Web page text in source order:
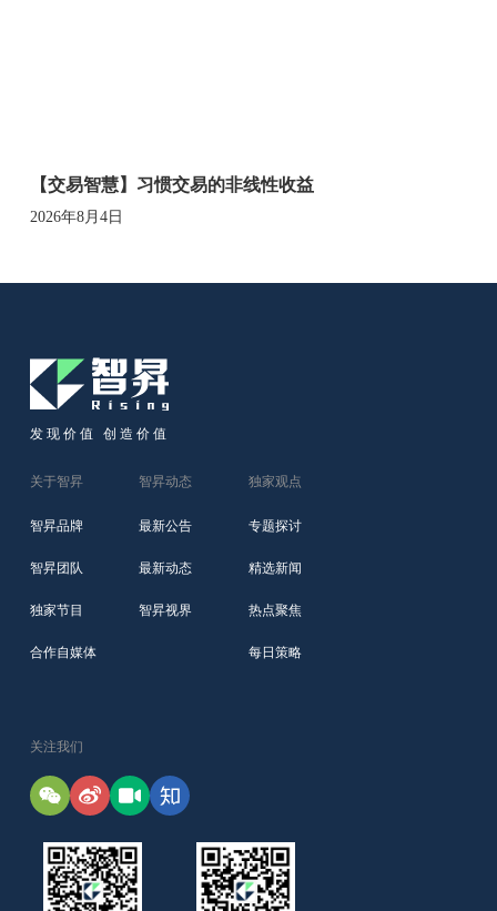
【交易智慧】习惯交易的非线性收益
2026年8月4日
发现价值 创造价值
关于智昇
智昇品牌
智昇团队
独家节目
合作自媒体
智昇动态
最新公告
最新动态
智昇视界
独家观点
专题探讨
精选新闻
热点聚焦
每日策略
关注我们